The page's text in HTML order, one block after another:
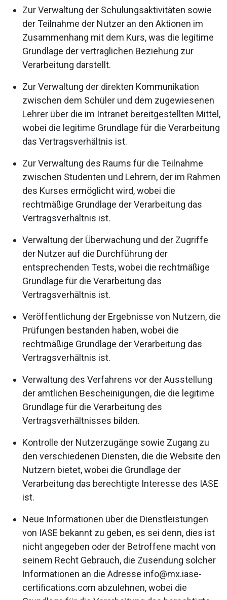
Zur Verwaltung der Schulungsaktivitäten sowie
der Teilnahme der Nutzer an den Aktionen im
Zusammenhang mit dem Kurs, was die legitime
Grundlage der vertraglichen Beziehung zur
Verarbeitung darstellt.
Zur Verwaltung der direkten Kommunikation
zwischen dem Schüler und dem zugewiesenen
Lehrer über die im Intranet bereitgestellten Mittel,
wobei die legitime Grundlage für die Verarbeitung
das Vertragsverhältnis ist.
Zur Verwaltung des Raums für die Teilnahme
zwischen Studenten und Lehrern, der im Rahmen
des Kurses ermöglicht wird, wobei die
rechtmäßige Grundlage der Verarbeitung das
Vertragsverhältnis ist.
Verwaltung der Überwachung und der Zugriffe
der Nutzer auf die Durchführung der
entsprechenden Tests, wobei die rechtmäßige
Grundlage für die Verarbeitung das
Vertragsverhältnis ist.
Veröffentlichung der Ergebnisse von Nutzern, die
Prüfungen bestanden haben, wobei die
rechtmäßige Grundlage der Verarbeitung das
Vertragsverhältnis ist.
Verwaltung des Verfahrens vor der Ausstellung
der amtlichen Bescheinigungen, die die legitime
Grundlage für die Verarbeitung des
Vertragsverhältnisses bilden.
Kontrolle der Nutzerzugänge sowie Zugang zu
den verschiedenen Diensten, die die Website den
Nutzern bietet, wobei die Grundlage der
Verarbeitung das berechtigte Interesse des IASE
ist.
Neue Informationen über die Dienstleistungen
von IASE bekannt zu geben, es sei denn, dies ist
nicht angegeben oder der Betroffene macht von
seinem Recht Gebrauch, die Zusendung solcher
Informationen an die Adresse info@mx.iase-
certifications.com abzulehnen, wobei die